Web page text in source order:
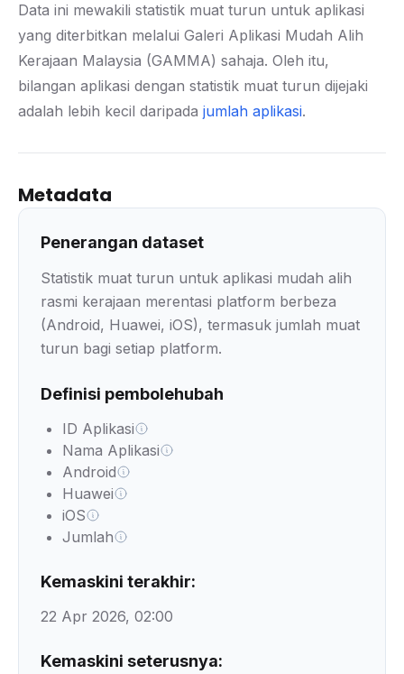
Data ini mewakili statistik muat turun untuk aplikasi
yang diterbitkan melalui Galeri Aplikasi Mudah Alih
Kerajaan Malaysia (GAMMA) sahaja. Oleh itu,
bilangan aplikasi dengan statistik muat turun dijejaki
adalah lebih kecil daripada jumlah aplikasi.
Metadata
Penerangan dataset
Statistik muat turun untuk aplikasi mudah alih
rasmi kerajaan merentasi platform berbeza
(Android, Huawei, iOS), termasuk jumlah muat
turun bagi setiap platform.
Definisi pembolehubah
ID Aplikasi
Nama Aplikasi
Android
Huawei
iOS
Jumlah
Kemaskini terakhir:
22 Apr 2026, 02:00
Kemaskini seterusnya: